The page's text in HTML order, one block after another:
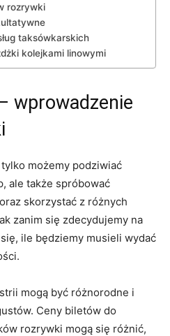
rozrywki
taksówkarskich
kolejkami linowymi
⁣wprowadzenie
możemy podziwiać
‌ale także ‌spróbować
skorzystać z różnych
zanim się ‍zdecydujemy ‍na
ile będziemy musieli wydać
mogą być różnorodne i
Ceny biletów do
rozrywki mogą się różnić,